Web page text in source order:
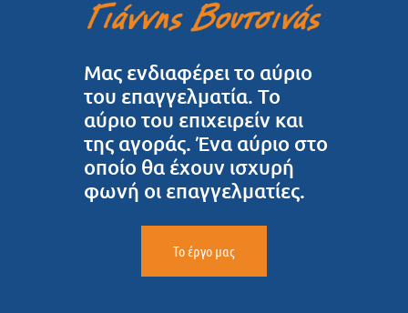
Μας ενδιαφέρει το αύριο
του επαγγελματία. Το
αύριο του επιχειρείν και
της αγοράς. Ένα αύριο στο
οποίο θα έχουν ισχυρή
φωνή οι επαγγελματίες.
Το έργο μας